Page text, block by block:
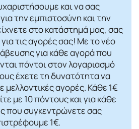
και να σας
την εμπιστοσύνη και την
στο κατάστημά μας, σας
τις αγορές σας! Mε το νέο
για κάθε αγορά που
πόντοι στον λογαριασμό
έχετε τη δυνατότητα να
αγορές. Κάθε 1€
με 10 πόντους και για κάθε
που συγκεντρώνετε σας
1€.